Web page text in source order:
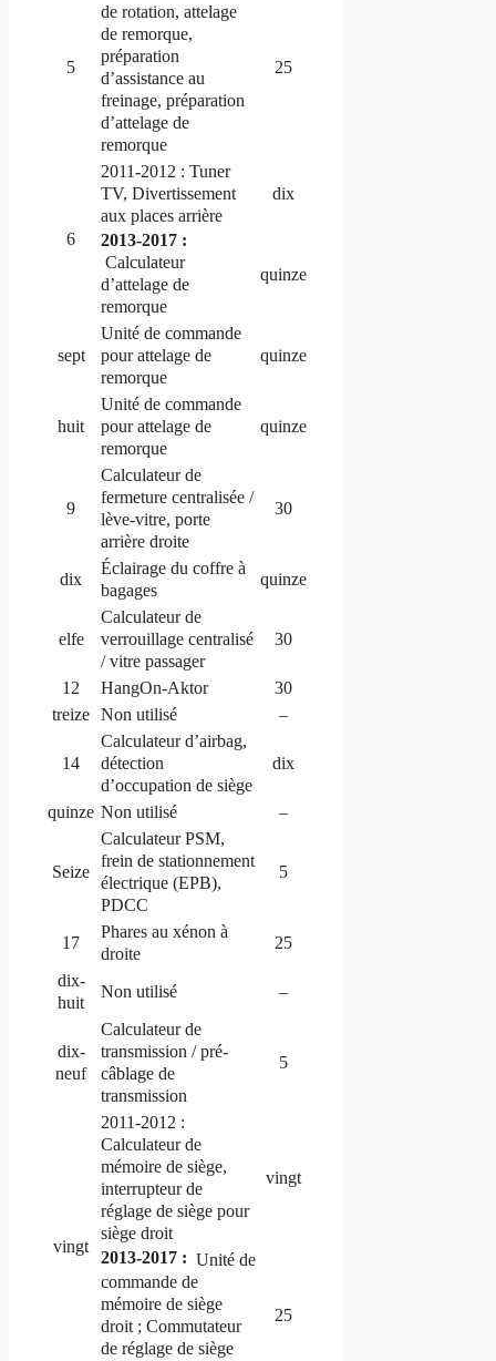
5
de rotation, attelage
de remorque,
préparation
d’assistance au
freinage, préparation
d’attelage de
remorque
25
6
2011-2012 : Tuner
TV, Divertissement
aux places arrière
dix
2013-2017 :
Calculateur
d’attelage de
remorque
quinze
sept
Unité de commande
pour attelage de
remorque
quinze
huit
Unité de commande
pour attelage de
remorque
quinze
9
Calculateur de
fermeture centralisée /
lève-vitre, porte
arrière droite
30
dix
Éclairage du coffre à
bagages
quinze
elfe
Calculateur de
verrouillage centralisé
/ vitre passager
30
12 HangOn-Aktor
30
treize Non utilisé –
14
Calculateur d’airbag,
détection
d’occupation de siège
dix
quinze Non utilisé –
Seize
Calculateur PSM,
frein de stationnement
électrique (EPB),
PDCC
5
17
Phares au xénon à
droite
25
dix-
huit
Non utilisé –
dix-
neuf
Calculateur de
transmission / pré-
câblage de
transmission
5
vingt
2011-2012 :
Calculateur de
mémoire de siège,
interrupteur de
réglage de siège pour
siège droit
vingt
2013-2017 : Unité de
commande de
mémoire de siège
droit ; Commutateur
de réglage de siège
25